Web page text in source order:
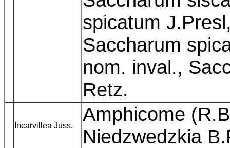
spicatum
Saccharum
nom. inval.,
Retz.
Incarvillea Juss.
Amphicome
Niedzwedzkia